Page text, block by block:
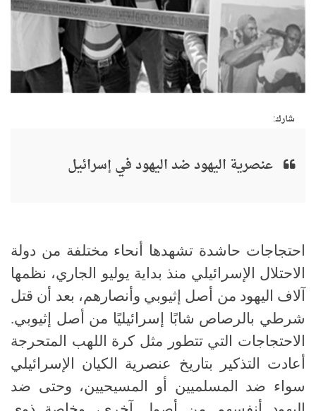
شارك:
عنصرية اليهود ضد اليهود في إسرائيل
احتجاجات حاشدة تشهدها أنحاء مختلفة من دولة
الاحتلال الإسرائيلي منذ بداية يوليو الجاري، نظمها
آلاف اليهود من أصل إثيوبي وأنصارهم، بعد أن قتل
شرطي بالرصاص شابًا إسرائيليًا من أصل إثيوبي.
الاحتجاجات التي تتطور مثل كرة اللهب المتحرجة
أعادت التذكير بتاريخ عنصرية الكيان الإسرائيلي
سواء ضد المسلميين أو المسيحيين، وحتى ضد